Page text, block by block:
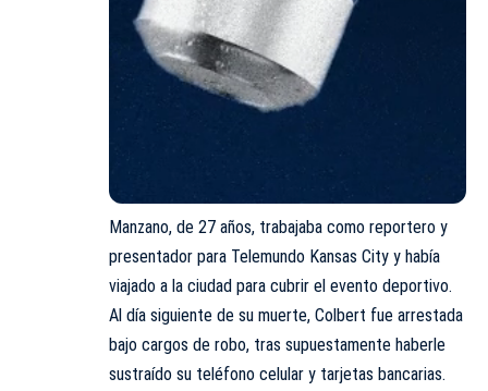
Manzano, de 27 años, trabajaba como reportero y
presentador para Telemundo Kansas City y había
viajado a la ciudad para cubrir el evento deportivo.
Al día siguiente de su muerte, Colbert fue arrestada
bajo cargos de robo, tras supuestamente haberle
sustraído su teléfono celular y tarjetas bancarias.